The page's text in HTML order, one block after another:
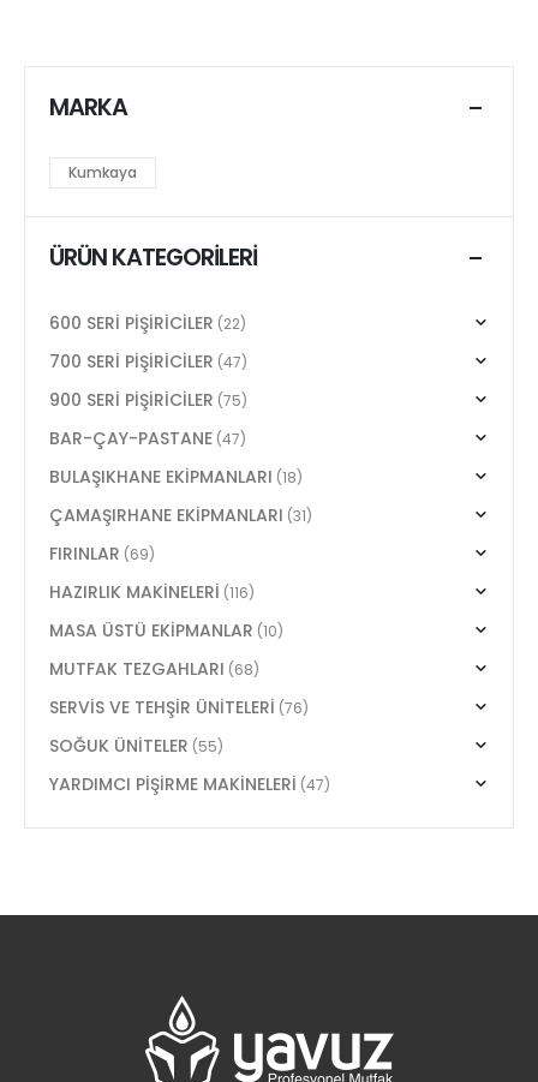
MARKA
Kumkaya
ÜRÜN KATEGORILERI
600 SERİ PİŞİRİCİLER (22)
700 SERİ PİŞİRİCİLER (47)
900 SERİ PİŞİRİCİLER (75)
BAR-ÇAY-PASTANE (47)
BULAŞIKHANE EKİPMANLARI (18)
ÇAMAŞIRHANE EKİPMANLARI (31)
FIRINLAR (69)
HAZIRLIK MAKİNELERİ (116)
MASA ÜSTÜ EKİPMANLAR (10)
MUTFAK TEZGAHLARI (68)
SERVİS VE TEHŞİR ÜNİTELERİ (76)
SOĞUK ÜNİTELER (55)
YARDIMCI PİŞİRME MAKİNELERİ (47)